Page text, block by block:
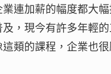
連加薪的幅度都大
，現今有許多年輕
類的課程，企業也